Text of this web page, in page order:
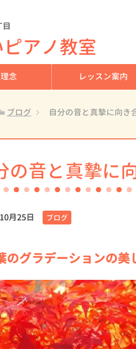
アノ教室
念 レッスン案内
ブログ 自分の音と真摯に向き
の音と真摯に
月25日 ブログ
のグラデーションの美